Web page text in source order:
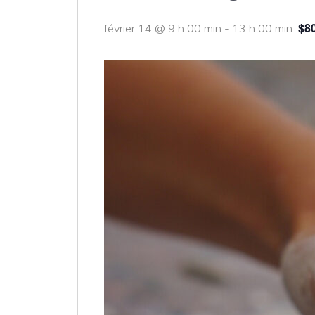
février 14 @ 9 h 00 min - 13 h 00 min